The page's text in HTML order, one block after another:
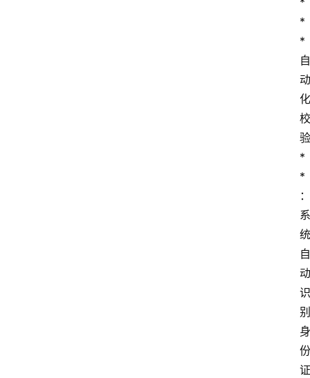
*
*
自
动
化
校
验
*
*
：
系
统
自
动
识
别
身
份
证